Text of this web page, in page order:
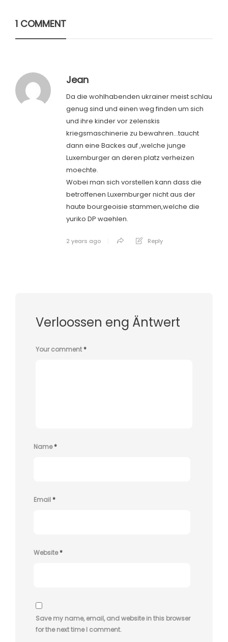
1 COMMENT
Jean
Da die wohlhabenden ukrainer meist schlau
genug sind und einen weg finden um sich
und ihre kinder vor zelenskis
kriegsmaschinerie zu bewahren…taucht
dann eine Backes auf ,welche junge
Luxemburger an deren platz verheizen
moechte.
Wobei man sich vorstellen kann dass die
betroffenen Luxemburger nicht aus der
haute bourgeoisie stammen,welche die
yuriko DP waehlen.
2 years ago Reply
Verloossen eng Äntwert
Your comment*
Name*
Email*
Website*
Save my name, email, and website in this browser
for the next time I comment.